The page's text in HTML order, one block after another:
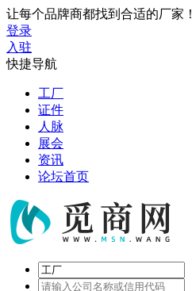
让每个品牌商都找到合适的厂家！
登录
入驻
快捷导航
工厂
证件
人脉
展会
资讯
论坛首页